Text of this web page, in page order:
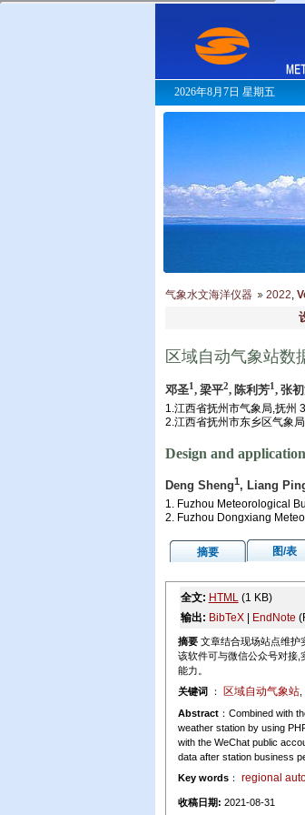
2026年8月7日 星期五
气象水文海洋仪器 2022,
区域自动气象站数
邓圣1, 梁平2, 陈利芳1, 张
1.江西省抚州市气象局,抚州
2.江西省抚州市东乡区气象
Design and
Deng Sheng1, Liang
1. Fuzhou Meteorological
2. Fuzhou Dongxiang
摘要 图/表
全文: HTML(1 KB)
输出: BibTeX| EndNote
摘要文章结合现场站点维护
该软件可与微信公众号对接,
能力。
关键词 ： 区域自动气象站,
Abstract：Combined with
weather station by using
with the WeChat public
data after station business
Key words： regional
收稿日期: 2021-08-31